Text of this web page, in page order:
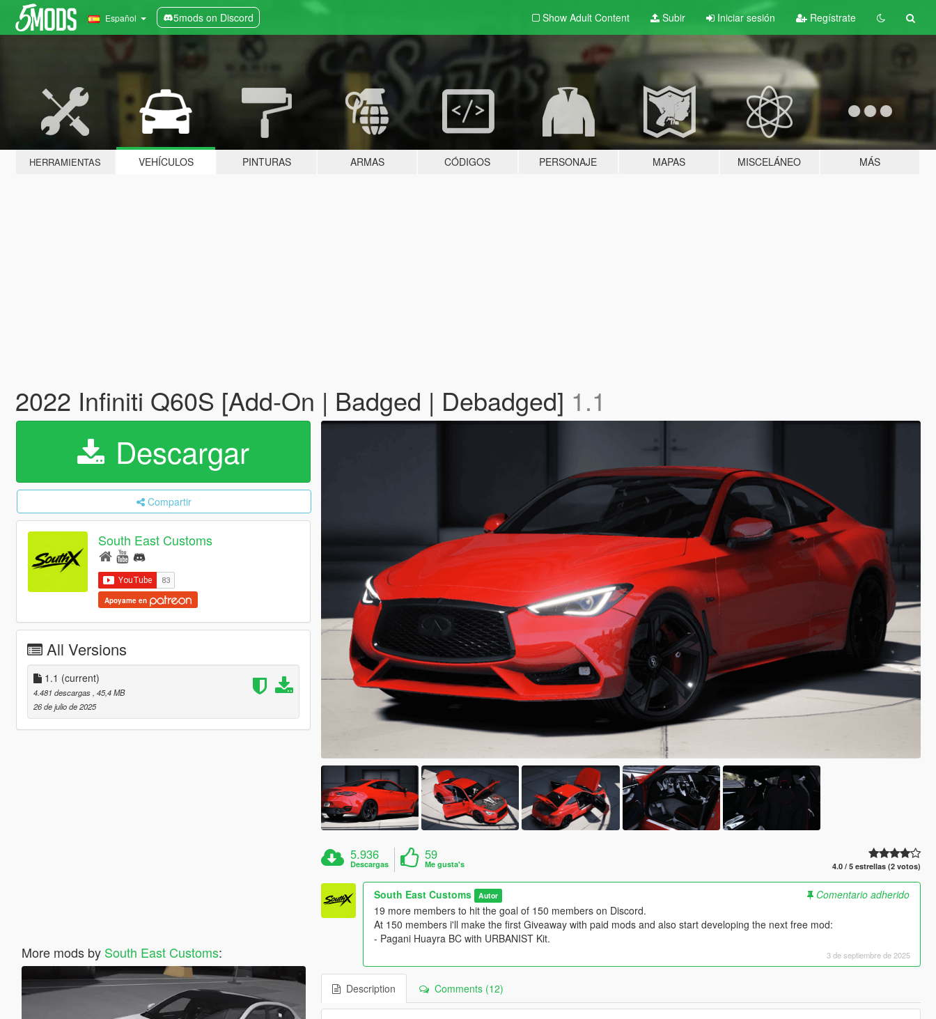
Español 5mods on Discord Show Adult Content Subir Iniciar sesión Regístrate
HERRAMIENTAS VEHÍCULOS PINTURAS ARMAS CÓDIGOS PERSONAJE MAPAS MISCELÁNEO MÁS
2022 Infiniti Q60S [Add-On | Badged | Debadged] 1.1
Descargar
Compartir
South East Customs
Apoyame en
All Versions
1.1 (current)
4.481 descargas , 45,4 MB
26 de julio de 2025
More mods by South East Customs:
5.936
Descargas
59
Me gusta's 4.0 / 5 estrellas (2 votos)
South East Customs Autor
Comentario adherido
19 more members to hit the goal of 150 members on Discord.
At 150 members i'll make the first Giveaway with paid mods and also start developing the next free mod:
- Pagani Huayra BC with URBANIST Kit.
3 de septiembre de 2025
Description Comments (12)